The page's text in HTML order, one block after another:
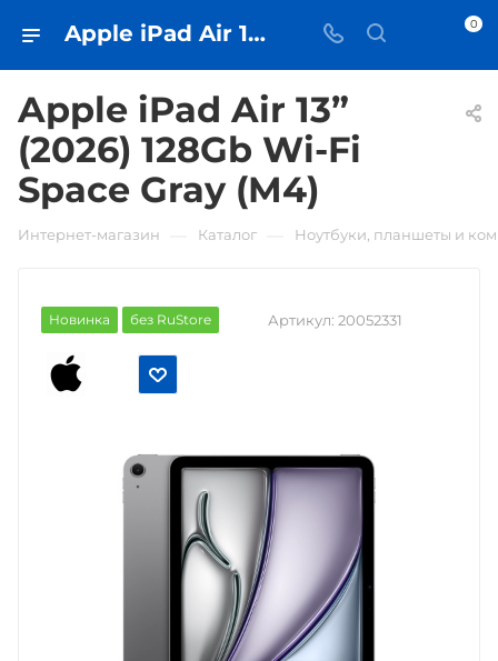
Apple iPad Air 13” (2026) 128Gb Wi-Fi Space Gray (M4) • купить в Самаре - iЧехол 0
Apple iPad Air 13”
(2026) 128Gb Wi-Fi
Space Gray (M4)
Интернет-магазин Каталог Ноутбуки, планшеты и
Новинка без RuStore Артикул: 20052331